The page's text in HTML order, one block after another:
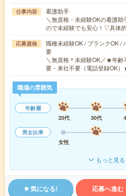
仕事内容
看護助手
＼無資格・未経験OKの看護
ので未経験でも安心！▽具体
応募資格
職種未経験OK / ブランクOK /
要
＼無資格＊未経験OK／★年
要・来社不要（電話登録OK
職場の雰囲気
年齢層
20代
30代
男女比率
女性
もっと見る
気になる! 応募へ進む